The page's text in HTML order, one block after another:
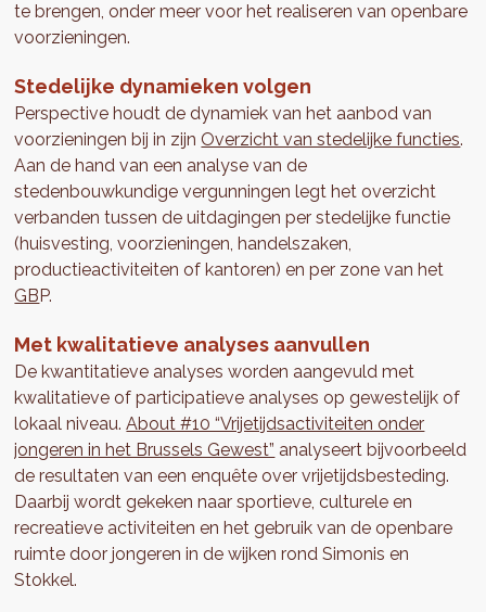
te brengen, onder meer voor het realiseren van openbare
voorzieningen.
Stedelijke dynamieken volgen
Perspective houdt de dynamiek van het aanbod van
voorzieningen bij in zijn Overzicht van stedelijke functies.
Aan de hand van een analyse van de
stedenbouwkundige vergunningen legt het overzicht
verbanden tussen de uitdagingen per stedelijke functie
(huisvesting, voorzieningen, handelszaken,
productieactiviteiten of kantoren) en per zone van het
GB P.
Met kwalitatieve analyses aanvullen
De kwantitatieve analyses worden aangevuld met
kwalitatieve of participatieve analyses op gewestelijk of
lokaal niveau.About #10 “Vrijetijdsactiviteiten onder
jongeren in het Brussels Gewest” analyseert bijvoorbeeld
de resultaten van een enquête over vrijetijdsbesteding.
Daarbij wordt gekeken naar sportieve, culturele en
recreatieve activiteiten en het gebruik van de openbare
ruimte door jongeren in de wijken rond Simonis en
Stokkel.